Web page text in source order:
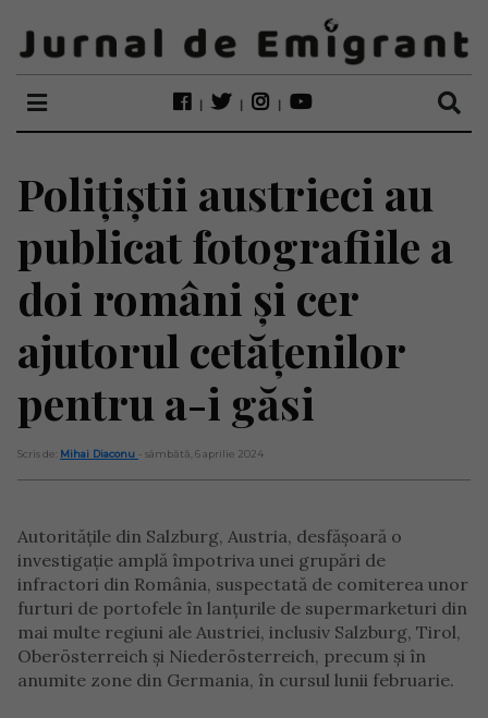
Polițiștii austrieci au
publicat fotografiile a
doi români și cer
ajutorul cetățenilor
pentru a-i găsi
Scris de: Mihai Diaconu - sâmbătă, 6 aprilie 2024
Autoritățile din Salzburg, Austria, desfășoară o
investigație amplă împotriva unei grupări de
infractori din România, suspectată de comiterea unor
furturi de portofele în lanțurile de supermarketuri din
mai multe regiuni ale Austriei, inclusiv Salzburg, Tirol,
Oberösterreich și Niederösterreich, precum și în
anumite zone din Germania, în cursul lunii februarie.